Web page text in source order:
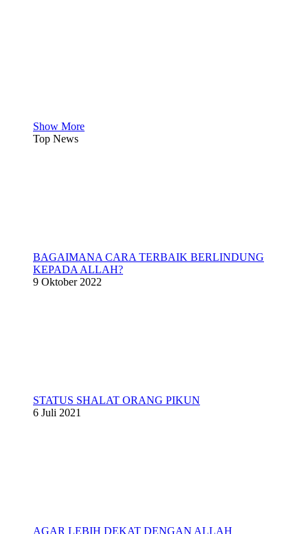
Show More
Top News
BAGAIMANA CARA TERBAIK BERLINDUNG
KEPADA ALLAH?
9 Oktober 2022
STATUS SHALAT ORANG PIKUN
6 Juli 2021
AGAR LEBIH DEKAT DENGAN ALLAH